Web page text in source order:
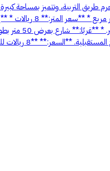
طريق التربية، وتتميز بمساحة
موقع مميز على حرم طريق التربية. * واجهات